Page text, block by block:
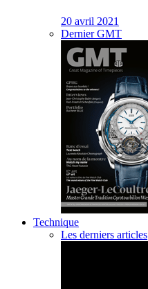
20 avril 2021
Dernier GMT
Technique
Les derniers articles